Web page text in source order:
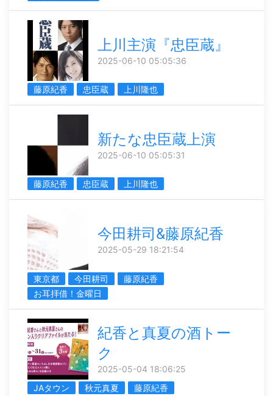
上川主演『忠臣蔵』
2025-06-10 05:05:36
藤原紀香 忠臣蔵 上川隆也
新たな忠臣蔵上演
2025-06-10 05:05:31
藤原紀香 忠臣蔵 上川隆也
今田耕司&藤原紀香
2025-05-29 18:21:54
東京都 今田耕司
藤原紀香
お耳拝借！金曜日
紀香と真夏の酒トー
ク
2025-05-04 18:06:25
JAタウン
秋元真夏 藤原紀香